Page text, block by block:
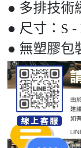
● 多排技術
● 尺寸：S -
● 無塑膠包